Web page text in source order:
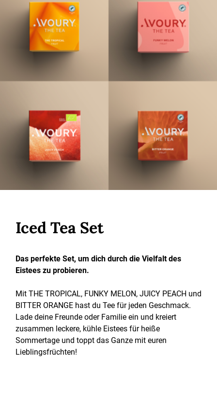
Iced Tea Set
Das perfekte Set, um dich durch die Vielfalt des
Eistees zu probieren.
Mit THE TROPICAL, FUNKY MELON, JUICY PEACH und
BITTER ORANGE hast du Tee für jeden Geschmack.
Lade deine Freunde oder Familie ein und kreiert
zusammen leckere, kühle Eistees für heiße
Sommertage und toppt das Ganze mit euren
Lieblingsfrüchten!